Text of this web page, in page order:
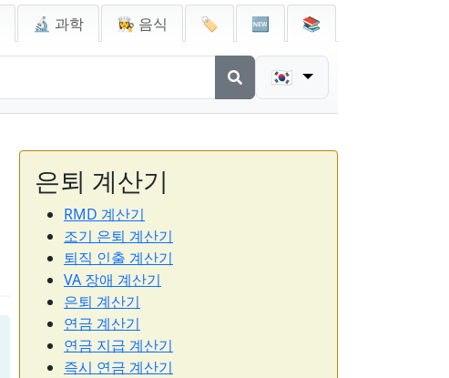
🔬 과학 👩‍🍳 음식 🏷️ 🆕 📚
🇰🇷
은퇴 계산기
RMD 계산기
조기 은퇴 계산기
퇴직 인출 계산기
VA 장애 계산기
은퇴 계산기
연금 계산기
연금 지급 계산기
즉시 연금 계산기